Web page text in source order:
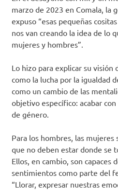
marzo de 2023 en Comala, la
expuso “esas pequeñas
nos van creando la idea de lo
mujeres y hombres”.
Lo hizo para explicar su
como la lucha por la igualdad
como un cambio de las
objetivo específico: acabar
de género.
Para los hombres, las mujeres
que no deben estar donde se
Ellos, en cambio, son capaces
sentimientos como parte del
“Llorar, expresar nuestras